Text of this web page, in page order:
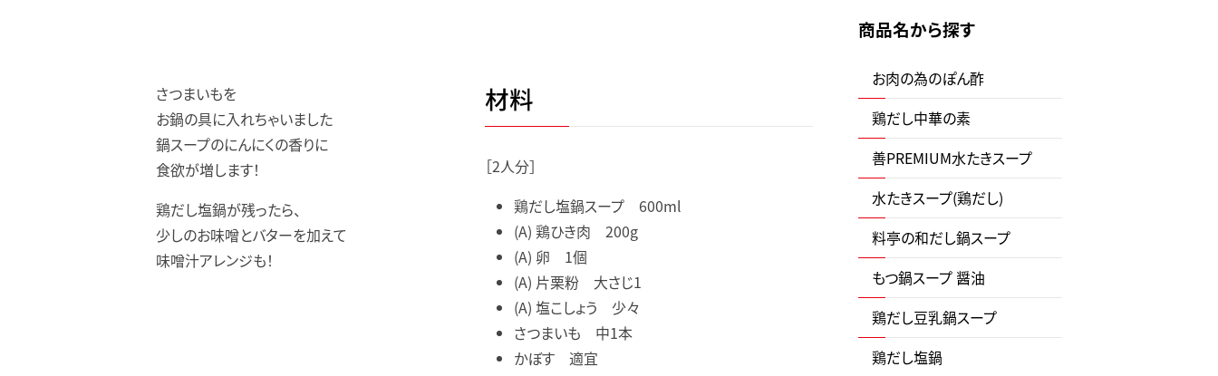
さつまいもを
お鍋の具に入れちゃいました
鍋スープのにんにくの香りに
食欲が増します！
鶏だし塩鍋が残ったら、
少しのお味噌とバターを加えて
味噌汁アレンジも！
材料
［2人分］
鶏だし塩鍋スープ 600ml
(A) 鶏ひき肉 200g
(A) 卵 1個
(A) 片栗粉 大さじ1
(A) 塩こしょう 少々
さつまいも 中1本
かぼす 適宜
商品名から探す
お肉の為のぽん酢
鶏だし中華の素
善PREMIUM水たきスープ
水たきスープ(鶏だし)
料亭の和だし鍋スープ
もつ鍋スープ 醤油
鶏だし豆乳鍋スープ
鶏だし塩鍋